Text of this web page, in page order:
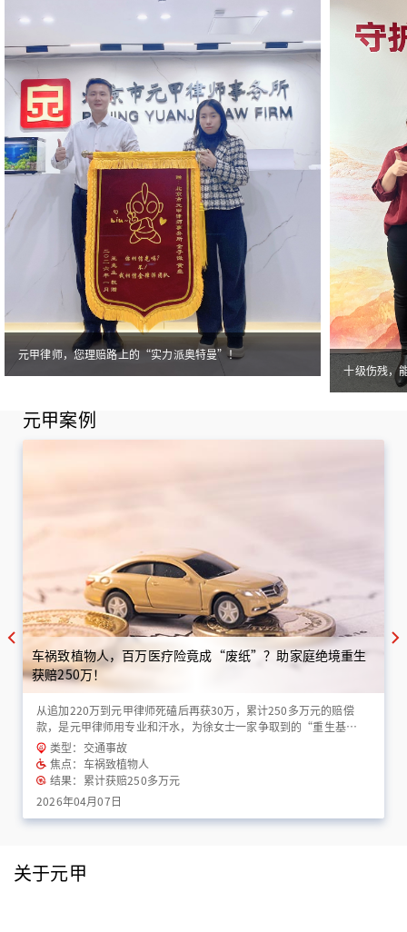
元甲律师，您理赔路上的“实力派奥特曼”！
十级伤残，
元甲案例
车祸致植物人，百万医疗险竟成“废纸”？助家庭绝境重生
获赔250万！
从追加220万到元甲律师死磕后再获30万，累计250多万元的赔偿
款，是元甲律师用专业和汗水，为徐女士一家争取到的“重生基
金”！
类型：交通事故
焦点：车祸致植物人
结果：累计获赔250多万元
2026年04月07日
关于元甲